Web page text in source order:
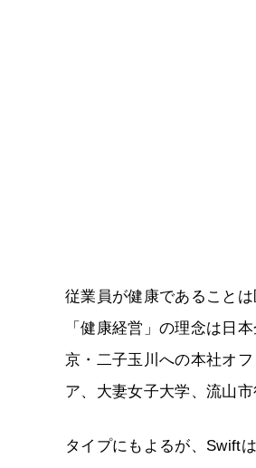
従業員が健康であること
「健康経営」の理念は日
京・二子玉川への本社オ
ア、大妻女子大学、流山
タイプにもよるが、Swift